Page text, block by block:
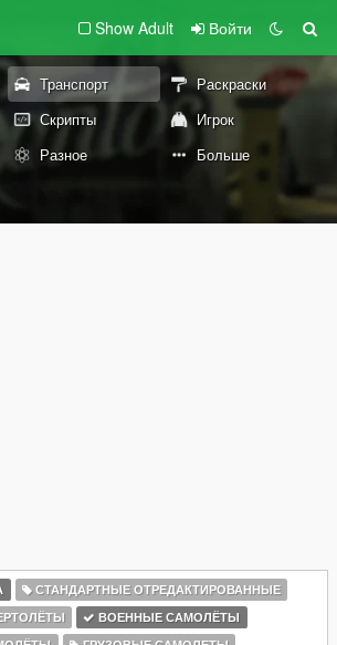
Show Adult Войти
Транспорт
Раскраски
Скрипты
Игрок
Разное Больше
СТАНДАРТНЫЕ ОТРЕДАКТИРОВАННЫЕ
ВОЕННЫЕ САМОЛЁТЫ